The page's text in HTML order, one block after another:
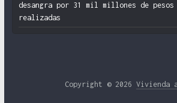
desangra por 31 mil millones de
realizadas
Copyright © 2026Vivienda